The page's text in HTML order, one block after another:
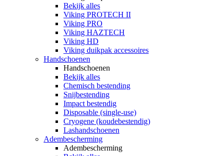
Bekijk alles
Viking PROTECH II
Viking PRO
Viking HAZTECH
Viking HD
Viking duikpak accessoires
Handschoenen
Handschoenen
Bekijk alles
Chemisch bestending
Snijbestending
Impact bestendig
Disposable (single-use)
Cryogene (koudebestendig)
Lashandschoenen
Adembescherming
Adembescherming